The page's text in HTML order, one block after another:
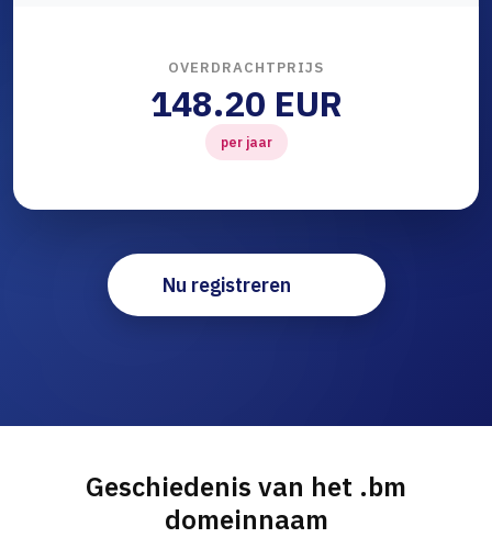
OVERDRACHTPRIJS
148.20 EUR
per jaar
Nu registreren
Geschiedenis van het .bm
domeinnaam